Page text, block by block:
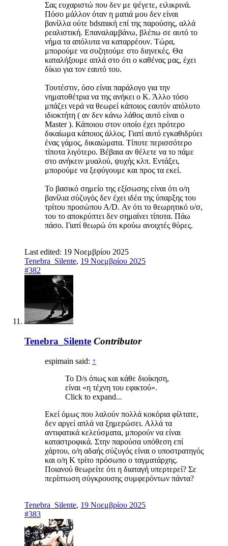
Σας ευχαριστώ που δεν με ψέγετε, ειλικρινά.
Πόσο μάλλον όταν η ματιά μου δεν είναι
βανίλλα ούτε bdsmική επί της παρούσης, αλλά
ρεαλιστική. Επαναλαμβάνω, βλέπω σε αυτό το
νήμα τα απόλυτα να καταρρέουν. Τώρα,
μπορούμε να συζητούμε στο διηνεκές. Θα
καταλήξουμε απλά στο ότι ο καθένας μας, έχει
δίκιο για τον εαυτό του.
Τουτέστιν, όσο είναι παράλογο για την
νηματοθέτρια να της ανήκει ο Κ. Άλλο τόσο
μπάζει νερά να θεωρεί κάποιος εαυτόν απόλυτο
ιδιοκτήτη ( αν δεν κάνω λάθος αυτό είναι ο
Master ). Κάποιου στον οποίο έχει πρότερο
δικαίωμα κάποιος άλλος. Γιατί αυτό εγκαθιδρύει
ένας γάμος, δικαιώματα. Τίποτε περισσότερο
τίποτα λιγότερο. Βέβαια αν θέλετε να το πάμε
στο ανήκειν μυαλού, ψυχής κλπ. Εντάξει,
μπορούμε να ξεφύγουμε και προς τα εκεί.
Το βασικό σημείο της εξίσωσης είναι ότι ο/η
βανίλια σύζυγός δεν έχει ιδέα της ύπαρξης του
τρίτου προσώπου Α/D. Αν ότι το θεωρητικό υ/σ,
του το αποκρύπτει δεν σημαίνει τίποτα. Πάω
πάσο. Γιατί θεωρώ ότι κρούω ανοιχτές θύρες.
Last edited: 19 Νοεμβρίου 2025
Tenebra_Silente, 19 Νοεμβρίου 2025
#382
Tenebra_Silente Contributor
espimain said: ↑
Το D/s όπως και κάθε διοίκηση,
είναι «η τέχνη του εφικτού».
Click to expand...
Εκεί όμως που λαλούν πολλά κοκόρια φίλτατε,
δεν αργεί απλά να ξημερώσει. Αλλά τα
αντιφατικά κελεύσματα, μπορούν να είναι
καταστροφικά. Στην παρούσα υπόθεση επί
χάρτου, ο/η αδαής σύζυγός είναι ο υποστρατηγός
και ο/η Κ τρίτο πρόσωπο ο ταγματάρχης.
Ποιανού θεωρείτε ότι η διαταγή υπερτερεί? Σε
περίπτωση σύγκρουσης συμφερόντων πάντα?
Tenebra_Silente, 19 Νοεμβρίου 2025
#383